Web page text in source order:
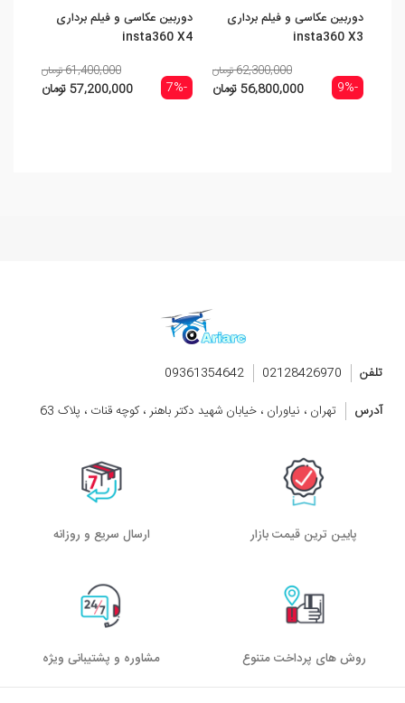
دوربین عکاسی و فیلم برداری
insta360 X3
-9%
62,300,000 تومان
56,800,000 تومان
دوربین عکاسی و فیلم برداری
insta360 X4
-7%
61,400,000 تومان
57,200,000 تومان
تلفن 02128426970
09361354642
آدرس
تهران ، نیاوران ، خیابان شهید دکتر باهنر ، کوچه قنات ، پلاک 63
پایین ترین قیمت بازار ارسال سریع و روزانه
روش های پرداخت متنوع مشاوره و پشتیبانی ویژه